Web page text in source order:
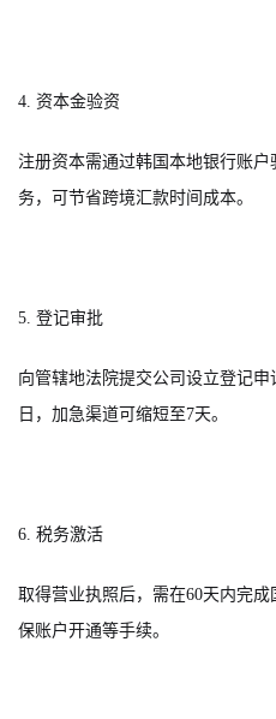
4. 资本金验资
注册资本需通过韩国本地银行账
务，可节省跨境汇款时间成本。
5. 登记审批
向管辖地法院提交公司设立登记
日，加急渠道可缩短至7天。
6. 税务激活
取得营业执照后，需在60天内完
保账户开通等手续。